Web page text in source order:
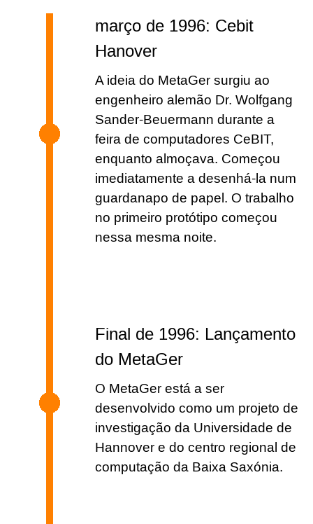
março de 1996: Cebit
Hanover
A ideia do MetaGer surgiu ao
engenheiro alemão Dr. Wolfgang
Sander-Beuermann durante a
feira de computadores CeBIT,
enquanto almoçava. Começou
imediatamente a desenhá-la num
guardanapo de papel. O trabalho
no primeiro protótipo começou
nessa mesma noite.
Final de 1996: Lançamento
do MetaGer
O MetaGer está a ser
desenvolvido como um projeto de
investigação da Universidade de
Hannover e do centro regional de
computação da Baixa Saxónia.